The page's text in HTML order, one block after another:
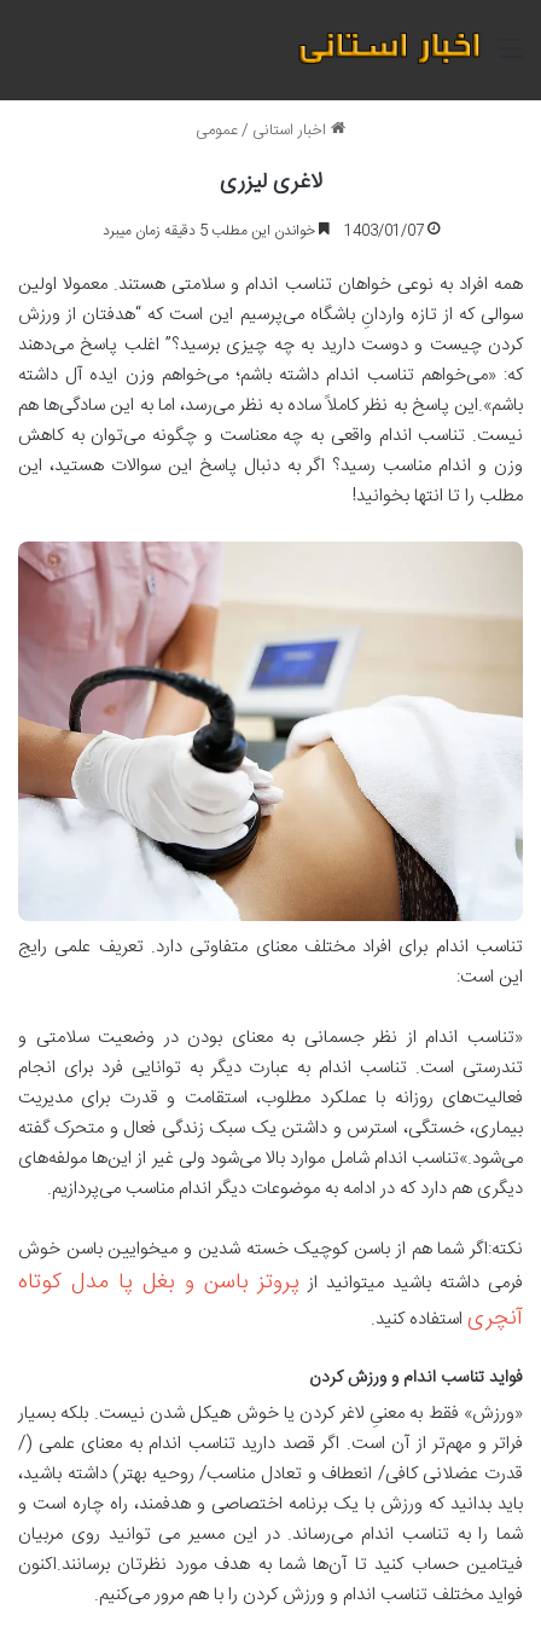
منو
اخبار استانی /عمومی
لاغری لیزری
1403/01/07 خواندن این مطلب 5 دقیقه زمان میبرد
همه افراد به نوعی خواهان تناسب اندام و سلامتی هستند. معمولا اولین
سوالی که از تازه واردانِ باشگاه می‌پرسیم این است که “هدفتان از ورزش
کردن چیست و دوست دارید به چه چیزی برسید؟” اغلب پاسخ می‌دهند
که: «می‌خواهم تناسب اندام داشته باشم؛ می‌خواهم وزن ایده آل داشته
باشم».این پاسخ به نظر کاملاً ساده به نظر می‌رسد، اما به این سادگی‌ها هم
نیست. تناسب اندام واقعی به چه معناست و چگونه می‌توان به کاهش
وزن و اندام مناسب رسید؟ اگر به دنبال پاسخ این سوالات هستید، این
مطلب را تا انتها بخوانید!
تناسب اندام برای افراد مختلف معنای متفاوتی دارد. تعریف علمی رایج
این است:
«تناسب اندام از نظر جسمانی به معنای بودن در وضعیت سلامتی و
تندرستی است. تناسب اندام به عبارت دیگر به توانایی فرد برای انجام
فعالیت‌های روزانه با عملکرد مطلوب، استقامت و قدرت برای مدیریت
بیماری، خستگی، استرس و داشتن یک سبک زندگی فعال و متحرک گفته
می‌شود.»تناسب اندام شامل موارد بالا می‌شود ولی غیر از این‌ها مولفه‌های
دیگری هم دارد که در ادامه به موضوعات دیگر اندام مناسب می‌پردازیم.
نکته:اگر شما هم از باسن کوچیک خسته شدین و میخوایین باسن خوش
فرمی داشته باشید میتوانید از پروتز باسن و بغل پا مدل کوتاه
آنچری استفاده کنید.
فواید تناسب اندام و ورزش کردن
«ورزش» فقط به معنیِ لاغر کردن یا خوش هیکل شدن نیست. بلکه بسیار
فراتر و مهم‌تر از آن است. اگر قصد دارید تناسب اندام به معنای علمی (/
قدرت عضلانی کافی/ انعطاف و تعادل مناسب/ روحیه بهتر) داشته باشید،
باید بدانید که ورزش با یک برنامه اختصاصی و هدفمند، راه چاره است و
شما را به تناسب اندام می‌رساند. در این مسیر می توانید روی مربیان
فیتامین حساب کنید تا آن‌ها شما به هدف مورد نظرتان برسانند.اکنون
فواید مختلف تناسب اندام و ورزش کردن را با هم مرور می‌کنیم.